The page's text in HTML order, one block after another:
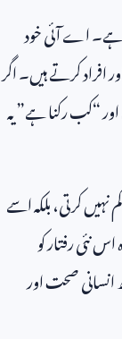
ہے۔ اے آئی خود
افراد کرتے ہیں۔ اگر
“کب رکنا ہے” یہ
کرتی، بلکہ اسے
نئی رفتار کو
انسانی صحت اور